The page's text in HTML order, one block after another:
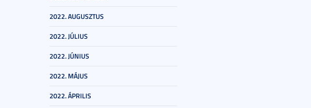
2022. AUGUSZTUS
2022. JÚLIUS
2022. JÚNIUS
2022. MÁJUS
2022. ÁPRILIS